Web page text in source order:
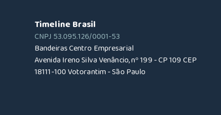
Timeline Brasil
CNPJ 53.095.126/0001-53
Bandeiras Centro Empresarial
Avenida Ireno Silva Venâncio, nº 199 - CP 109 CEP
18111-100 Votorantim - São Paulo